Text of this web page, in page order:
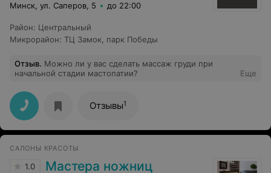
Минск, ул. Саперов, 5 до 22:00
Район: Центральный
Микрорайон: ТЦ Замок парк Победы
Отзыв. Можно ли у вас сделать массаж груди при
начальной стадии мастопатии?
Еще
Отзывы1
САЛОНЫ КРАСОТЫ
1.0 Мастера ножниц